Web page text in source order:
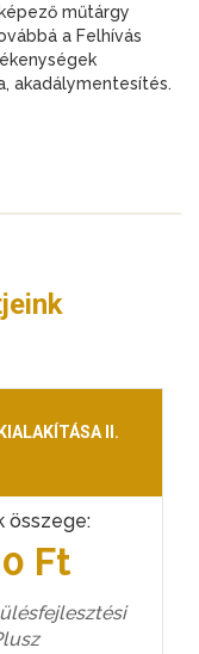
műtárgy
a Felhívás
akadálymentesítés.
II.
összege:
Ft